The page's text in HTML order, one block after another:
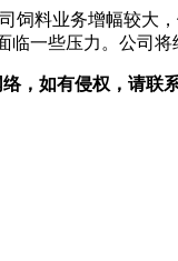
饲料业务增幅较大
临一些压力。公司
，如有侵权，请联